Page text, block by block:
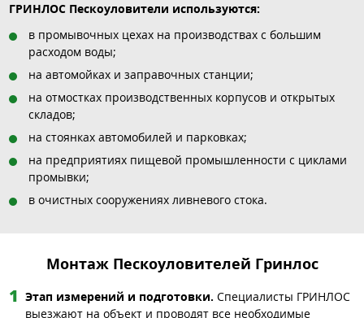
ГРИНЛОС Пескоуловители используются:
в промывочных цехах на производствах с большим
расходом воды;
на автомойках и заправочных станции;
на отмостках производственных корпусов и открытых
складов;
на стоянках автомобилей и парковках;
на предприятиях пищевой промышленности с циклами
промывки;
в очистных сооружениях ливневого стока.
Монтаж Пескоуловителей Гринлос
Этап измерений и подготовки. Специалисты ГРИНЛОС
выезжают на объект и проводят все необходимые